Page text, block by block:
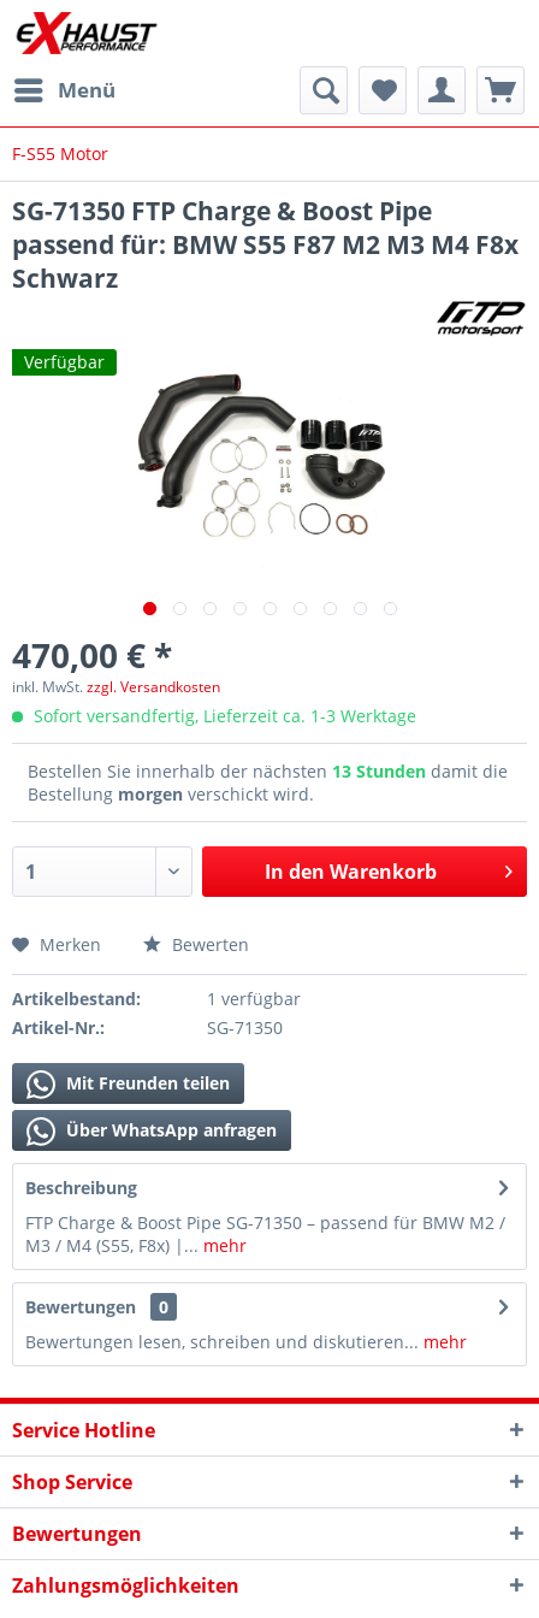
Menü
F-S55 Motor
SG-71350 FTP Charge & Boost Pipe
passend für: BMW S55 F87 M2 M3 M4 F8x
Schwarz
Verfügbar
470,00 € *
inkl. MwSt.zzgl. Versandkosten
Sofort versandfertig, Lieferzeit ca. 1-3 Werktage
Bestellen Sie innerhalb der nächsten 13 Stunden damit die
Bestellung morgen verschickt wird.
In den Warenkorb
Merken Bewerten
Artikelbestand:
1 verfügbar
Artikel-Nr.:
SG-71350
Mit Freunden teilen
Über WhatsApp anfragen
Beschreibung
FTP Charge & Boost Pipe SG-71350 – passend für BMW M2 /
M3 / M4 (S55, F8x) |... mehr
Bewertungen
0
Bewertungen lesen, schreiben und diskutieren... mehr
Service Hotline
Shop Service
Bewertungen
Zahlungsmöglichkeiten